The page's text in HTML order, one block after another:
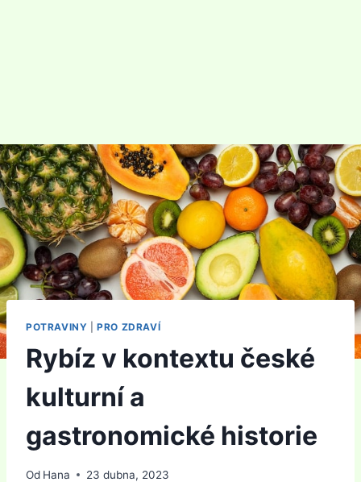
POTRAVINY |PRO ZDRAVÍ
Rybíz v kontextu české
kulturní a
gastronomické historie
Od Hana 23 dubna, 2023